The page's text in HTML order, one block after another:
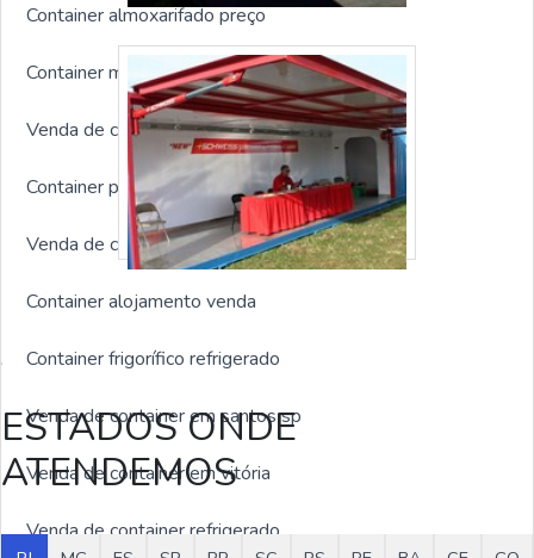
Container almoxarifado preço
Container marítimo HC
Venda de container preço
Container para obras Campinas
Venda de container para obra
Container alojamento venda
Container frigorífico refrigerado
Venda de container em santos sp
Venda de container em vitória
Venda de container refrigerado
disponível livremente na internet
ESTADOS ONDE
ATENDEMOS